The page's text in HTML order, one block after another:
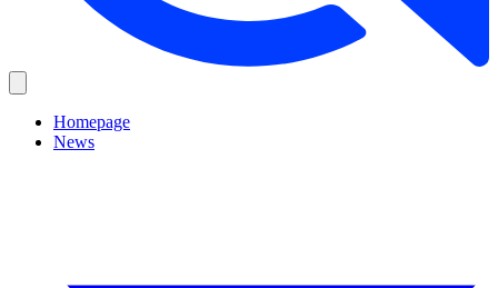
Homepage
News